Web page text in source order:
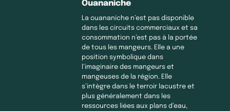
Ouananiche
La ouananiche n’est pas disponible
dans les circuits commerciaux et sa
consommation n’est pas à la portée
de tous les mangeurs. Elle a une
position symbolique dans
l’imaginaire des mangeurs et
mangeuses de la région. Elle
s’intègre dans le terroir lacustre et
plus généralement dans les
ressources liées aux plans d’eau,